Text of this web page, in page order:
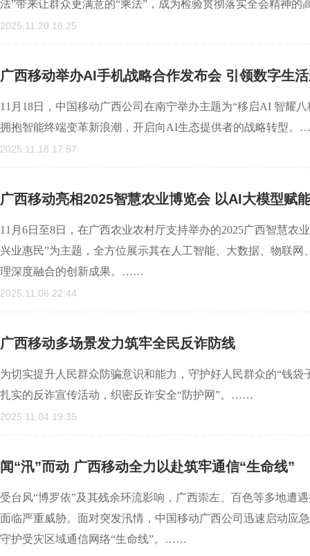
法”带来让群众更满意的“乘法”，成为检验贯彻落实全会精神
2025.11.20 18:25
广西移动举办AI手机战略合作发布会 引领数字生
11月18日，中国移动广西公司在南宁举办主题为“移启AI 智耀
拥抱智能终端变革新浪潮，开启向AI生态提供者的战略转型
2025.11.18 17:57
广西移动亮相2025智慧农业博览会 以AI大模型赋
11月6日至8日，在广西农业农村厅支持举办的2025广西智慧农
兴业惠民”为主题，全方位展示其在人工智能、大数据、物联
理深度融合的创新成果。……
2025.11.06 22:44
广西移动多场景发力筑牢全民反诈防线
为切实提升人民群众防骗意识和能力，守护好人民群众的“钱
扎实的反诈宣传活动，织密反诈安全“防护网”。……
2025.11.04 19:35
闻“汛”而动 广西移动全力以赴筑牢通信“生命线”
受台风“博罗依”及其残余环流影响，广西崇左、百色等多地遭
面临严重威胁。面对突发汛情，中国移动广西公司迅速启动应
守护受灾区域通信网络“生命线”。……